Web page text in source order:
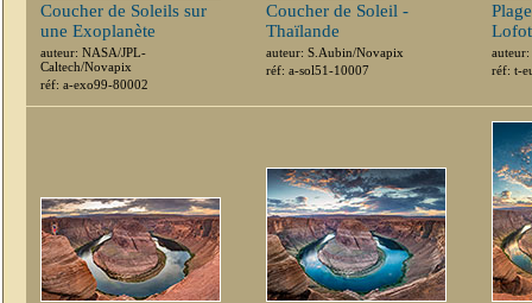
Coucher de Soleils sur
une Exoplanète
auteur: NASA/JPL-
Caltech/Novapix
réf: a-exo99-80002
Coucher de Soleil -
Thaïlande
auteur: S.Aubin/Novapix
réf: a-sol51-10007
réf: t-